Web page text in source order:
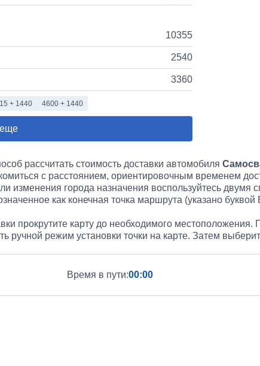
10355
2540
3360
+ 1440 4600 + 1440
еще
рассчитать стоимость доставки автомобиля
с расстоянием, ориентировочным временем
изменения города назначения воспользуйтесь двумя
как конечная точка маршрута (указано буквой
прокрутите карту до необходимого местоположения.
ручной режим установки точки на карте. Затем
Время в пути:00:00